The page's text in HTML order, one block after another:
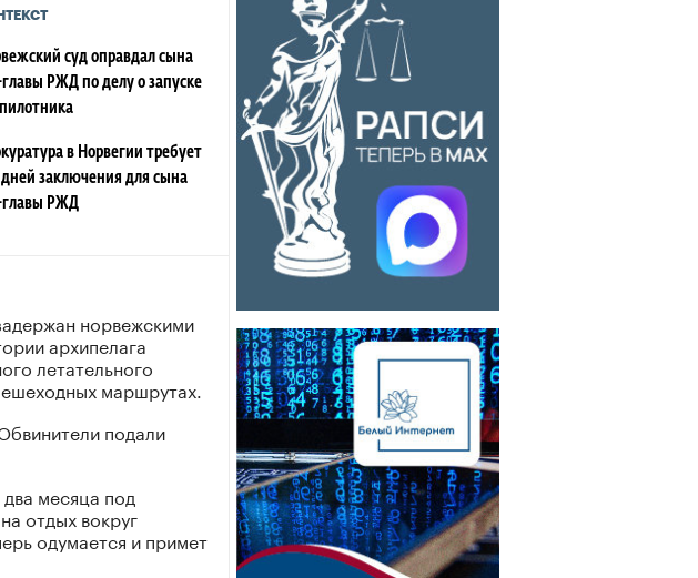
суд оправдал сына
главы РЖД по делу о запуске
в Норвегии требует
дней заключения для сына
главы РЖД
норвежскими
архипелага
летательного
маршрутах.
подали
месяца под
отдых вокруг
одумается и примет